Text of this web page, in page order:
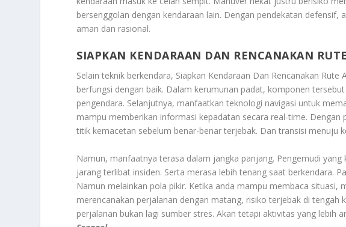
bersenggolan dengan kendaraan lain. Dengan pendekatan defensif,
aman dan rasional.
SIAPKAN KENDARAAN DAN RENCANAKAN
Selain teknik berkendara, Siapkan Kendaraan Dan Rencanakan Rute
berfungsi dengan baik. Dalam kerumunan padat, komponen
pengendara. Selanjutnya, manfaatkan teknologi navigasi untuk
mampu memberikan informasi kepadatan secara real-time.
titik kemacetan sebelum benar-benar terjebak. Dan transisi menuju
Namun, manfaatnya terasa dalam jangka panjang. Pengemudi
jarang terlibat insiden. Serta merasa lebih tenang saat berkendara.
Namun melainkan pola pikir. Ketika anda mampu membaca situasi,
merencanakan perjalanan dengan matang, risiko terjebak di tengah
perjalanan bukan lagi sumber stres. Akan tetapi aktivitas yang lebih